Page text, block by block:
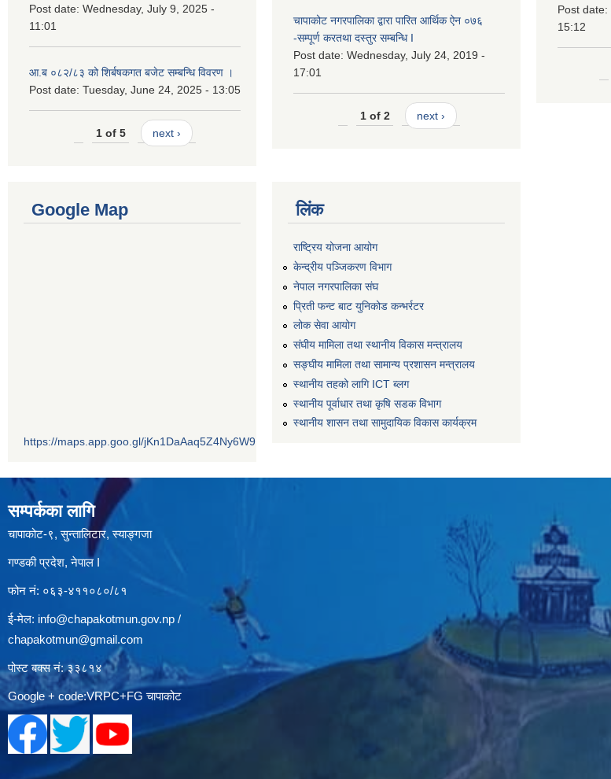
Post date: Wednesday, July 9, 2025 -
11:01
आ.ब ०८२/८३ को शिर्बषकगत बजेट सम्बन्धि विवरण ।
Post date: Tuesday, June 24, 2025 - 13:05
1 of 5 next ›
चापाकोट नगरपालिका द्वारा पारित आर्थिक ऐन ०७६
-सम्पूर्ण करतथा दस्तुर सम्बन्धि I
Post date: Wednesday, July 24, 2019 -
17:01
1 of 2 next ›
Post date:
15:12
Google Map
https://maps.app.goo.gl/jKn1DaAaq5Z4Ny6W9
लिंक
राष्ट्रिय योजना आयोग
केन्द्रीय पञ्जिकरण विभाग
नेपाल नगरपालिका संघ
प्रिती फन्ट बाट युनिकोड कन्भर्रटर
लोक सेवा आयोग
संघीय मामिला तथा स्थानीय विकास मन्त्रालय
सङ्घीय मामिला तथा सामान्य प्रशासन मन्त्रालय
स्थानीय तहको लागि ICT ब्लग
स्थानीय पूर्वाधार तथा कृषि सडक विभाग
स्थानीय शासन तथा सामुदायिक विकास कार्यक्रम
सम्पर्कका लागि
चापाकोट-९, सुन्तालिटार, स्याङ्गजा
गण्डकी प्रदेश, नेपाल I
फोन नं: ०६३-४११०८०/८१
ई-मेल: info@chapakotmun.gov.np /
chapakotmun@gmail.com
पोस्ट बक्स नं: ३३८१४
Google + code:VRPC+FG चापाकोट